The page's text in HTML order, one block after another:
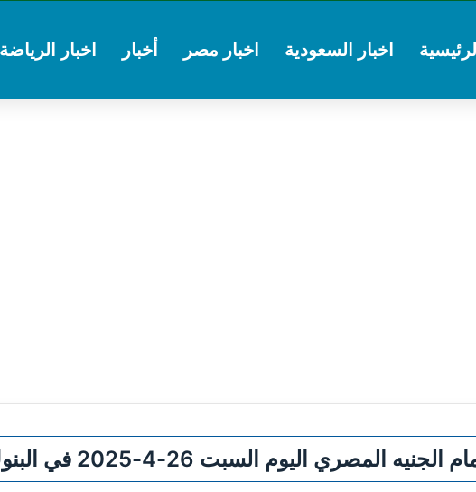
الرئيسية اخبار السعودية اخبار مصر أخبار اخبار الرياضة
اليوم السبت 26-4-2025 في البنوك والسوق السوداء